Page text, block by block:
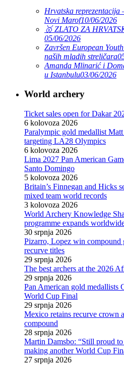
Hrvatska
Novi Marof10/06/2026
🥇 ZLATO ZA
05/06/2026
Završen European
naših mladih streličara
Amanda Mlinarić i
u Istanbulu03/06/2026
World archery
Ticket sales open for Dakar
6 kolovoza 2026
Paralympic gold medallist
targeting LA28 Olympics
6 kolovoza 2026
Lima 2027 Pan American
Santo Domingo
5 kolovoza 2026
Britain’s Finnegan and Hicks
mixed team world records
3 kolovoza 2026
World Archery Knowledge
programme expands
30 srpnja 2026
Pizarro, Lopez win compound
recurve titles
29 srpnja 2026
The best archers at the 2026
29 srpnja 2026
Pan American gold medallists
World Cup Final
29 srpnja 2026
Mexico retains recurve crown
compound
28 srpnja 2026
Martin Damsbo: “Still proud to
making another World Cup
27 srpnja 2026